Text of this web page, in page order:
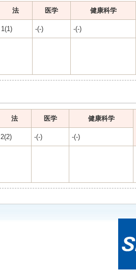
法 医学
健康科学
1(1) -(-) -(-)
法 医学
健康科学
2(2) -(-) -(-)